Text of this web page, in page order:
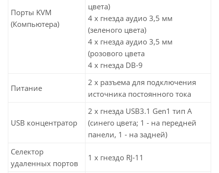
Порты KVM
(Компьютера)
цвета)
4 x гнезда аудио 3,5 мм
(зеленого цвета)
4 x гнезда аудио 3,5 мм
(розового цвета
4 x гнезда DB-9
Питание
2 x разъема для подключения
источника постоянного тока
USB концентратор
2 x гнезда USB3.1 Gen1 тип A
(синего цвета; 1 - на передней
панели, 1 - на задней)
Селектор
удаленных портов
1 x гнездо RJ-11